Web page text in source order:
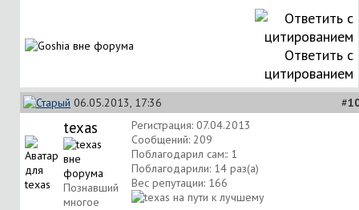
Ответить с
цитированием
06.05.2013, 17:36 #
texas
Познавший
многое
Регистрация: 07.04.2013
Сообщений: 209
Поблагодарил сам:: 1
Поблагодарили: 14 раз(а)
Вес репутации: 166